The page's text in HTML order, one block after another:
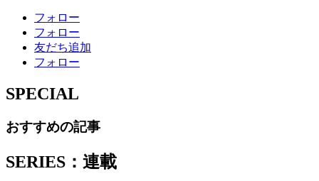
フォロー
フォロー
友だち追加
フォロー
SPECIAL
おすすめの記事
SERIES：連載